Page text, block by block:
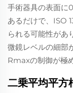
手術器具の表面に
あるだけで、ISO
られる可能性があ
微鏡レベルの細部
Rmaxの制御が極
二乗平均平方